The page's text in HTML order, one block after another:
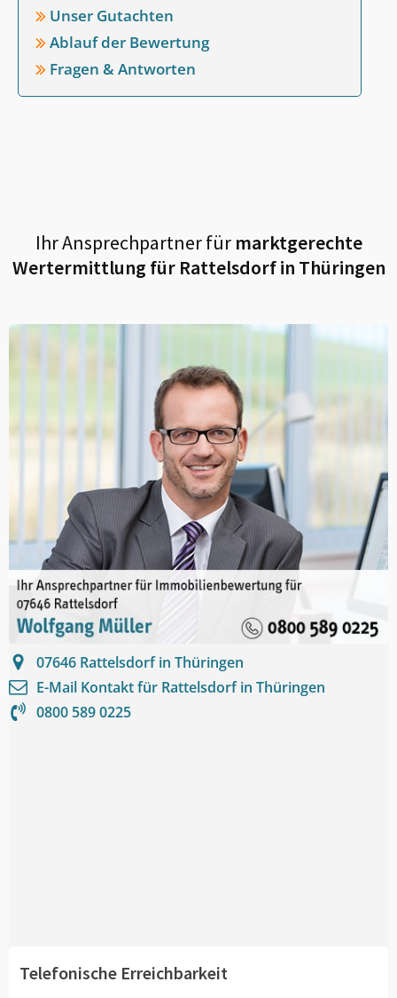
Unser Gutachten
Ablauf der Bewertung
Fragen & Antworten
Ihr Ansprechpartner fürmarktgerechte
Wertermittlung für Rattelsdorf in Thüringen
07646 Rattelsdorf in Thüringen
E-Mail Kontakt für Rattelsdorf in Thüringen
0800 589 0225
Telefonische Erreichbarkeit